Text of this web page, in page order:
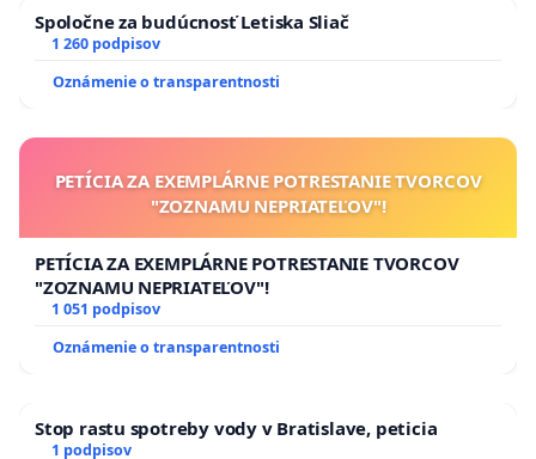
Spoločne za budúcnosť Letiska Sliač
1 260 podpisov
Oznámenie o transparentnosti
PETÍCIA ZA EXEMPLÁRNE POTRESTANIE TVORCOV
"ZOZNAMU NEPRIATEĽOV"!
PETÍCIA ZA EXEMPLÁRNE POTRESTANIE TVORCOV
"ZOZNAMU NEPRIATEĽOV"!
1 051 podpisov
Oznámenie o transparentnosti
Stop rastu spotreby vody v Bratislave, peticia
1 podpisov